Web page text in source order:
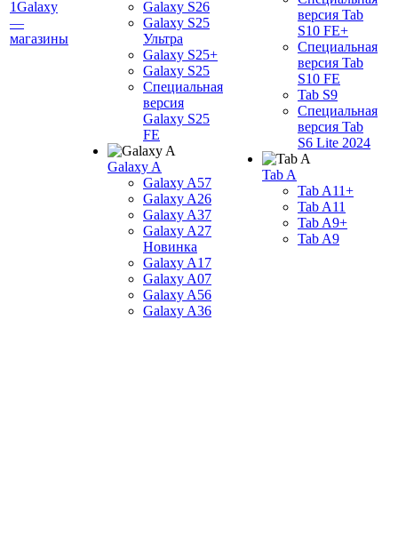
1Galaxy
—
магазины
Galaxy S26
Galaxy S25
Ультра
Galaxy S25+
Galaxy S25
Специальная
версия
Galaxy S25
FE
Galaxy A
Galaxy A57
Galaxy A26
Galaxy A37
Galaxy A27
Новинка
Galaxy A17
Galaxy A07
Galaxy A56
Galaxy A36
версия Tab
S10 FE+
Специальная
версия Tab
S10 FE
Tab S9
Специальная
версия Tab
S6 Lite 2024
Tab A
Tab A11+
Tab A11
Tab A9+
Tab A9